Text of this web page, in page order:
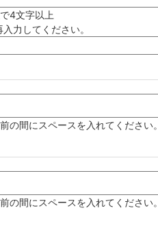
4文字以上
力してください。
の間にスペースを入れてください。
の間にスペースを入れてください。